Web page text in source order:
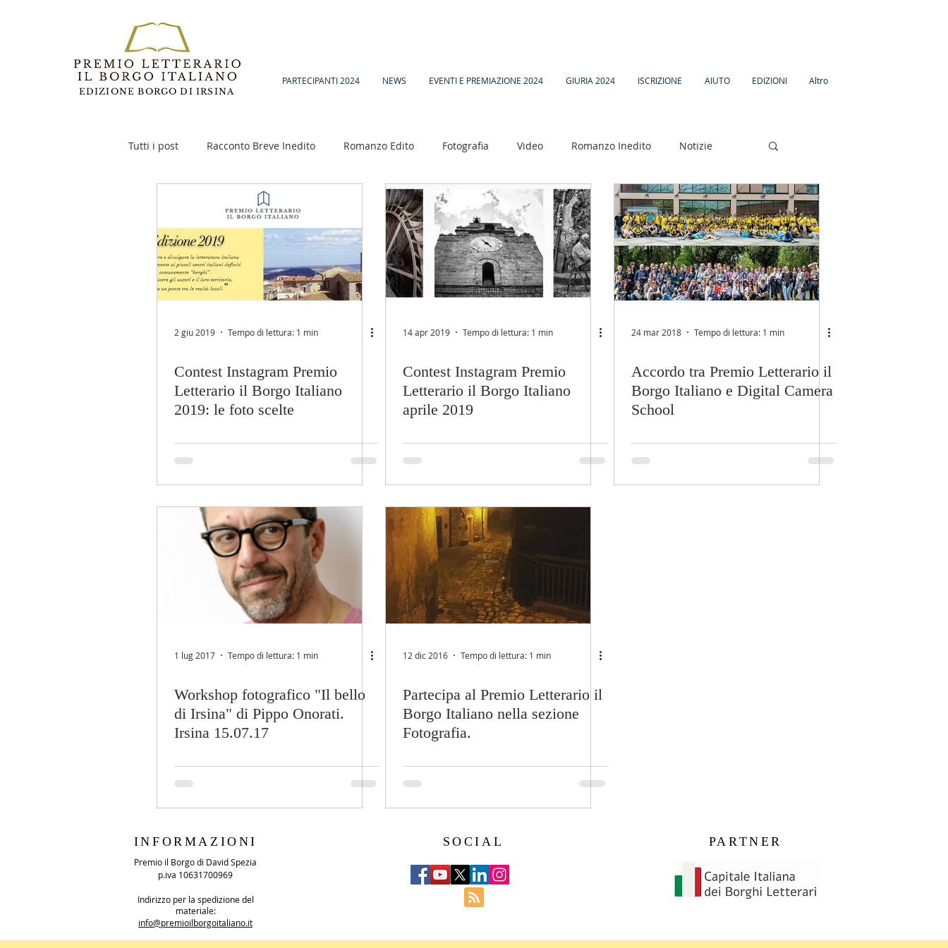
EDIZIONE BORGO DI IRSINA
PARTECIPANTI 2024 NEWS EVENTI E PREMIAZIONE 2024 GIURIA 2024 ISCRIZIONE AIUTO EDIZIONI Altro
Tutti i post Racconto Breve Inedito Romanzo Edito Fotografia Video Romanzo Inedito Notizie
Racconto Inedito 18
2 giu 2019 Tempo di lettura: 1 min
Contest Instagram Premio
Letterario il Borgo Italiano
2019: le foto scelte
14 apr 2019 Tempo di lettura: 1 min
Contest Instagram Premio
Letterario il Borgo Italiano
aprile 2019
24 mar 2018 Tempo di lettura: 1 min
Accordo tra Premio Letterario il
Borgo Italiano e Digital Camera
School
1 lug 2017 Tempo di lettura: 1 min
Workshop fotografico "Il bello
di Irsina" di Pippo Onorati.
Irsina 15.07.17
12 dic 2016 Tempo di lettura: 1 min
Partecipa al Premio Letterario il
Borgo Italiano nella sezione
Fotografia.
INFORMAZIONI
Premio il Borgo di David Spezia
p.iva 10631700969
Indirizzo per la spedizione del
materiale:
info@premioilborgoitaliano.it
SOCIAL PARTNER